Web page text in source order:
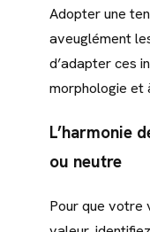
Adopter une
aveuglément
d’adapter ces
morphologie et
L’harmonie
ou neutre
Pour que votre